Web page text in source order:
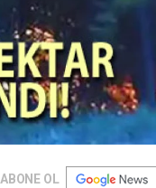
ABONE OL